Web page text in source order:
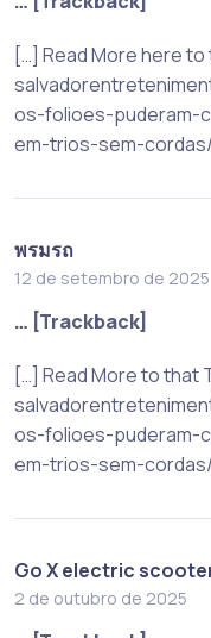
[…] Read More here
os-folioes-puderam-
em-trios-sem-
พรมรถ
12 de setembro de 2025
… [Trackback]
[…] Read More to that
os-folioes-puderam-
em-trios-sem-
Go X electric
2 de outubro de 2025